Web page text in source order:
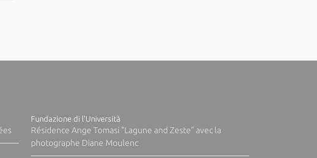
Fundazione di l'Università
Résidence Ange Tomasi "Lagune and Zeste" avec la
photographe Diane Moulenc